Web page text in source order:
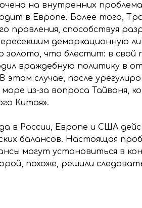
на внутренних
в Европе. Более того,
способствуя
демаркационную
что блестит: в свой
враждебную политику в
случае, после
из-за вопроса Тайваня,
Китая».
в России, Европе и США
балансов. Настоящая
могут установиться в
похоже, решили